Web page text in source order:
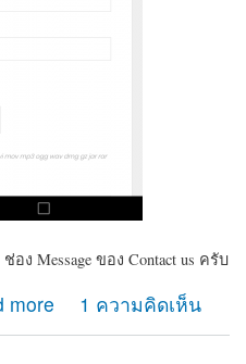
ง Message ของ Contact us ครับ
more
Supject และ ช่อง Massage
ของContact us
1 ความคิดเห็น